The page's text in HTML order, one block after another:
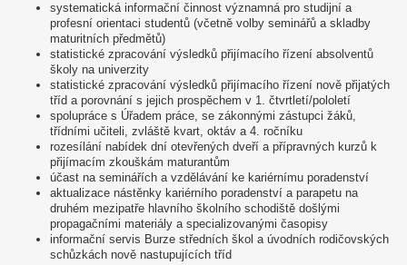
systematická informační činnost významná pro studijní a
profesní orientaci studentů (včetně volby seminářů a skladby
maturitních předmětů)
statistické zpracování výsledků přijímacího řízení absolventů
školy na univerzity
statistické zpracování výsledků přijímacího řízení nově přijatých
tříd a porovnání s jejich prospěchem v 1. čtvrtletí/pololetí
spolupráce s Úřadem práce, se zákonnými zástupci žáků,
třídními učiteli, zvláště kvart, oktáv a 4. ročníku
rozesílání nabídek dní otevřených dveří a přípravných kurzů k
přijímacím zkouškám maturantům
účast na seminářích a vzdělávání ke kariérnímu poradenství
aktualizace nástěnky kariérního poradenství a parapetu na
druhém mezipatře hlavního školního schodiště došlými
propagačními materiály a specializovanými časopisy
informační servis Burze středních škol a úvodních rodičovských
schůzkách nově nastupujících tříd